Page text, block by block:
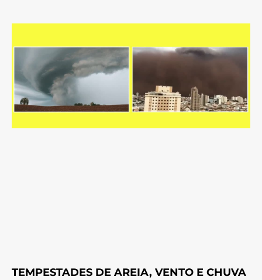
TEMPESTADES DE AREIA, VENTO E CHUVA